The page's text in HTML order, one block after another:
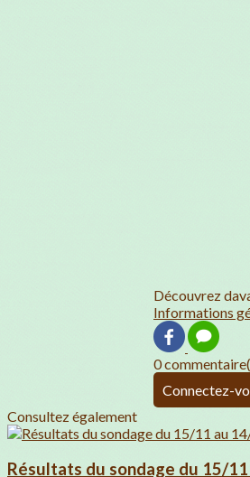
Découvrez
Informations
0
Connectez-
Consultez également
Résultats du sondage du 15/